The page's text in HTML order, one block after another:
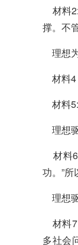
材料
撑。不
理想
材料4
材料
理想
材料6
功。”所
理想
材料7
多社会